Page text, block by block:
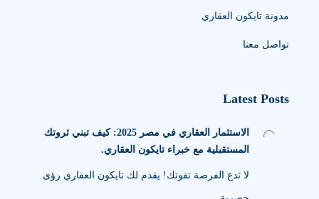
مدونة تايكون العقاري
تواصل معنا
Latest Posts
الاستثمار العقاري في مصر 2025: كيف تبني ثروتك
المستقبلية مع خبراء تايكون العقاري.
لا تدع الفرصة تفوتك! يقدم لك تايكون العقاري رؤى